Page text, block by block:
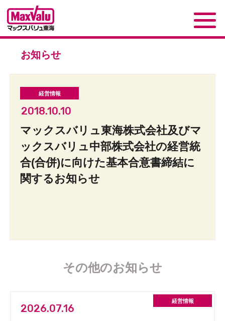
お知らせ
2018.10.10
マックスバリュ東海株式会社及びマ
ックスバリュ中部株式会社の経営統
合(合併)に向けた基本合意書締結に
関するお知らせ
その他のお知らせ
2026.07.16